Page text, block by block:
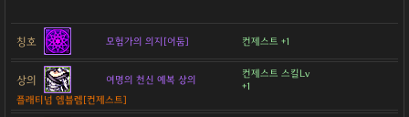
칭호 모험가의 의지[어둠] 컨제스트 +1
상의 여명의 천신 예복 상의
컨제스트 스킬Lv
+1
플래티넘 엠블렘[컨제스트]